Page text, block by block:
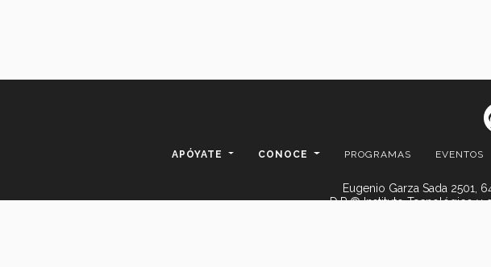
APÓYATE CONOCE PROGRAMAS EVENTOS
Eugenio Garza Sada 2501,
D.R.© Instituto Tecnológico y